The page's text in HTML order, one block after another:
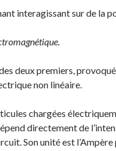
interagissant sur de la
deux premiers,
non linéaire.
chargées
directement de
Son unité est